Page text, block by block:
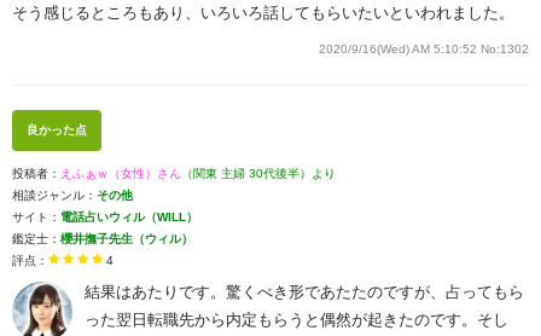
そう感じるところもあり、いろいろ話してもらいたいといわれました。
2020/9/16(Wed) AM 5:10:52 No:1302
良かった点
投稿者： えふぁｗ（女性）さん （関東 主婦 30代後半）より
相談ジャンル： その他
サイト： 電話占いウィル（WILL）
鑑定士： 櫻井撫子先生（ウィル）
評点：
4
結果はあたりです。驚くべき形であたたのですが、占ってもら
った翌日転職先から内定もらうと偶然が起きたのです。そし